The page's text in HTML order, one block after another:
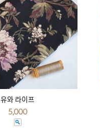
유와 라이프
5,000